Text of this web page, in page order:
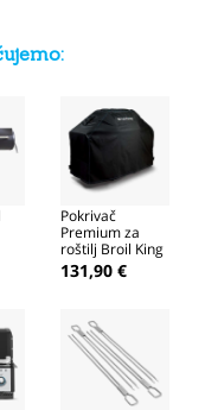
Pokrivač
Premium za
roštilj Broil King
Baron 590
131,90 €